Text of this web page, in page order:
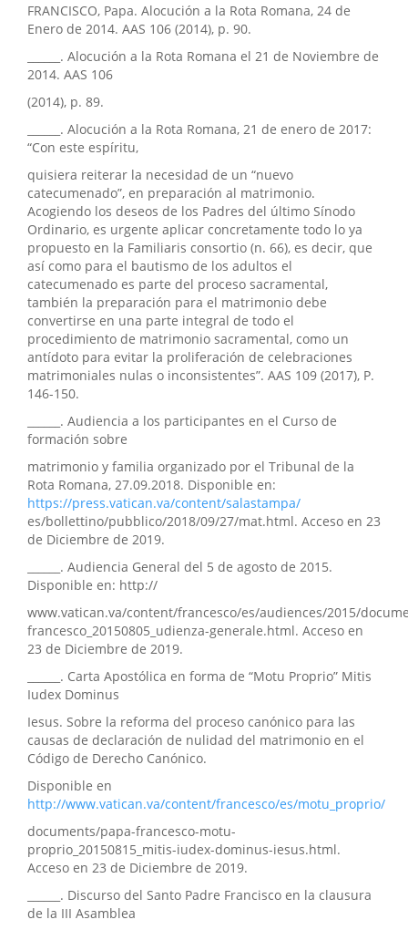
FRANCISCO, Papa. Alocución a la Rota Romana, 24 de
Enero de 2014. AAS 106 (2014), p. 90.
______. Alocución a la Rota Romana el 21 de Noviembre de
2014. AAS 106
(2014), p. 89.
______. Alocución a la Rota Romana, 21 de enero de 2017:
“Con este espíritu,
quisiera reiterar la necesidad de un “nuevo
catecumenado”, en preparación al matrimonio.
Acogiendo los deseos de los Padres del último Sínodo
Ordinario, es urgente aplicar concretamente todo lo ya
propuesto en la Familiaris consortio (n. 66), es decir, que
así como para el bautismo de los adultos el
catecumenado es parte del proceso sacramental,
también la preparación para el matrimonio debe
convertirse en una parte integral de todo el
procedimiento de matrimonio sacramental, como un
antídoto para evitar la proliferación de celebraciones
matrimoniales nulas o inconsistentes”. AAS 109 (2017), P.
146-150.
______. Audiencia a los participantes en el Curso de
formación sobre
matrimonio y familia organizado por el Tribunal de la
Rota Romana, 27.09.2018. Disponible en:
https://press.vatican.va/content/salastampa/
es/bollettino/pubblico/2018/09/27/mat.html. Acceso en 23
de Diciembre de 2019.
______. Audiencia General del 5 de agosto de 2015.
Disponible en: http://
www.vatican.va/content/francesco/es/audiences/2015/
francesco_20150805_udienza-generale.html. Acceso en
23 de Diciembre de 2019.
______. Carta Apostólica en forma de “Motu Proprio” Mitis
Iudex Dominus
Iesus. Sobre la reforma del proceso canónico para las
causas de declaración de nulidad del matrimonio en el
Código de Derecho Canónico.
Disponible en
http://www.vatican.va/content/francesco/es/motu_proprio/
documents/papa-francesco-motu-
proprio_20150815_mitis-iudex-dominus-iesus.html.
Acceso en 23 de Diciembre de 2019.
______. Discurso del Santo Padre Francisco en la clausura
de la III Asamblea